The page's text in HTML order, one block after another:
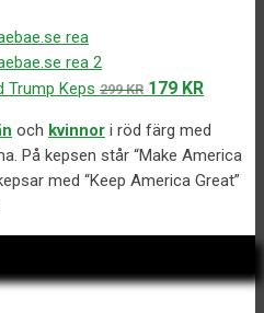
Trump Keps 299KR Det
priset
var:
299 kr.
179 KRDet
priset
är:
179 kr.
och kvinnor i röd färg med
På kepsen står “Make America
med “Keep America Great”